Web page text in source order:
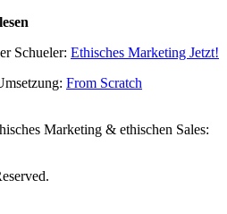
Schueler: Ethisches Marketing Jetzt!
From Scratch
Marketing & ethischen Sales: